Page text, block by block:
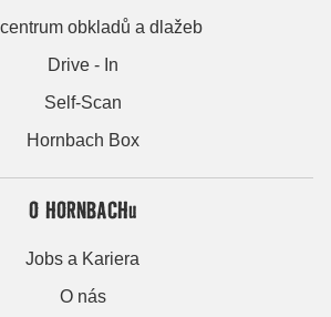
obkladů a dlažeb
Drive - In
Self-Scan
Hornbach Box
O HORNBACHu
Jobs a Kariera
O nás